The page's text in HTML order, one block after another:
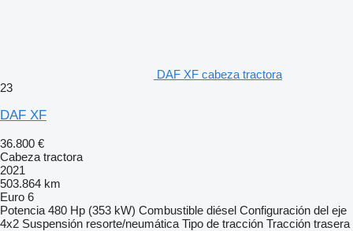
DAF XF cabeza tractora
23
DAF XF
36.800 €
Cabeza tractora
2021
503.864 km
Euro 6
Potencia 480 Hp (353 kW) Combustible diésel Configuración del eje
4x2 Suspensión resorte/neumática Tipo de tracción Tracción trasera